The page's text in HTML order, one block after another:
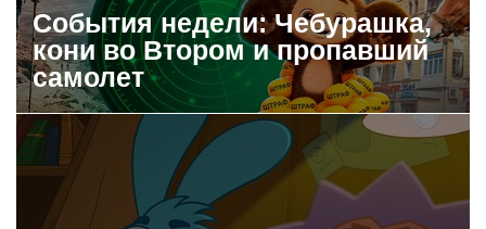
События недели: Чебурашка,
кони во Втором и пропавший
самолет